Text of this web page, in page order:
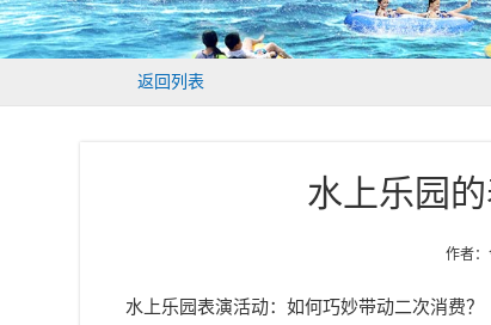
返回列表
水上乐园
作者：
水上乐园表演活动：如何巧妙带动二次消费？